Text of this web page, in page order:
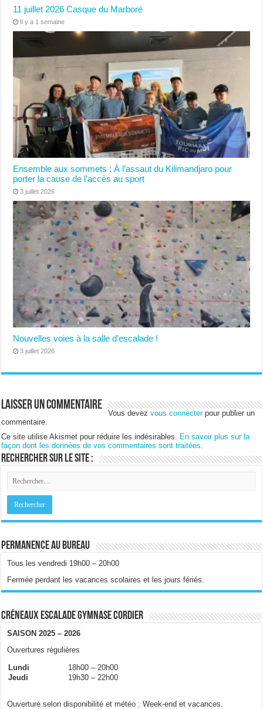
11 juillet 2026 Casque du Marboré
Il y a 1 semaine
Ensemble aux sommets : À l’assaut du Kilimandjaro pour
porter la cause de l’accès au sport
3 juillet 2026
Nouvelles voies à la salle d’escalade !
3 juillet 2026
Laisser un commentaire
Vous devezvous connecterpour publier un
commentaire.
Ce site utilise Akismet pour réduire les indésirables.
En savoir plus sur la
façon dont les données de vos commentaires sont traitées
Rechercher sur le site :
Permanence au bureau
Tous les vendredi 19h00 – 20h00
Fermée perdant les vacances scolaires et les jours fériés.
Créneaux escalade gymnase Cordier
SAISON 2025 – 2026
Ouvertures régulières
Lundi
18h00 – 20h00
Jeudi
19h30 – 22h00
Ouverture selon disponibilité et météo : Week-end et vacances.